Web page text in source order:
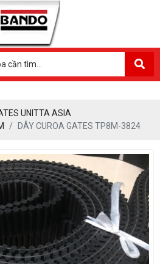
UNITTA ASIA
DÂY CUROA GATES TP8M-3824